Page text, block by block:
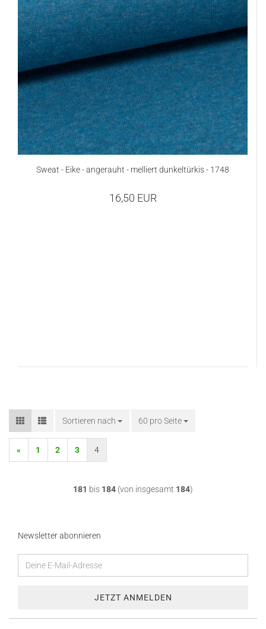
Sweat - Eike - angerauht - melliert dunkeltürkis - 1748
16,50 EUR
Sortieren nach
Sortieren nach 60 pro Seite
pro Seite
« 1 2 3 4
181 bis 184 (von insgesamt 184)
Newsletter abonnieren